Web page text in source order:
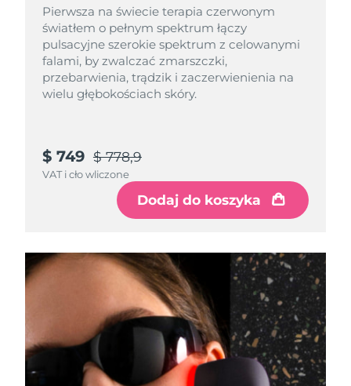
Pierwsza na świecie terapia czerwonym
światłem o pełnym spektrum łączy
pulsacyjne szerokie spektrum z celowanymi
falami, by zwalczać zmarszczki,
przebarwienia, trądzik i zaczerwienienia na
wielu głębokościach skóry.
$ 749 $ 778,9
VAT i cło wliczone
Dodaj do koszyka